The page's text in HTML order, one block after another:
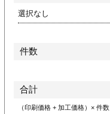
選択なし
件数
合計
（印刷価格 + 加工価格）× 件数